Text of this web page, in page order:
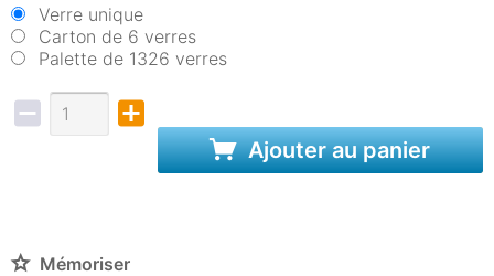
Verre unique
Carton de 6 verres
Palette de 1326 verres
Ajouter au panier
Mémoriser